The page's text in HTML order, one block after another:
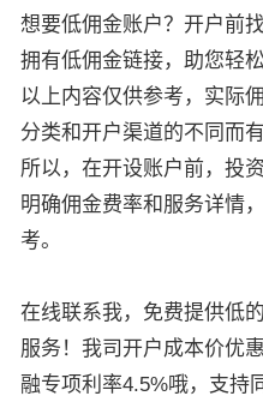
想要低佣金账户？开户前
拥有低佣金链接，助您轻
以上内容仅供参考，实际
分类和开户渠道的不同而有
所以，在开设账户前，投
明确佣金费率和服务详情
考。
在线联系我，免费提供低
服务！我司开户成本价优
融专项利率4.5%哦，支持